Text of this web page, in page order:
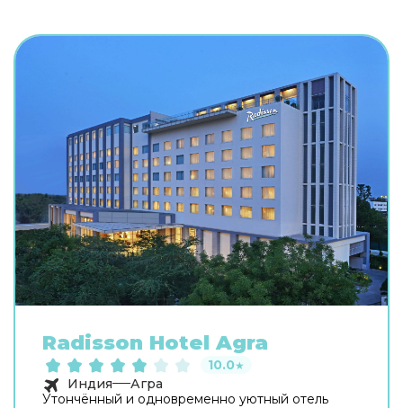
Radisson Hotel Agra
10.0★
Индия
Агра
Утончённый и одновременно уютный отель